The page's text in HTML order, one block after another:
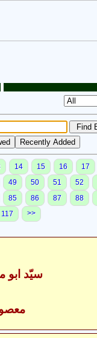
14 15 16 17
49 50 51 52
85 86 87 88
117
>>
- سیّد